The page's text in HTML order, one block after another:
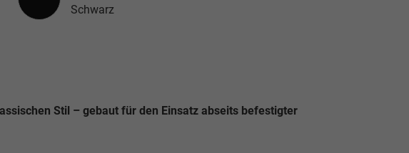
Schwarz
Stil – gebaut für den Einsatz abseits befestigter